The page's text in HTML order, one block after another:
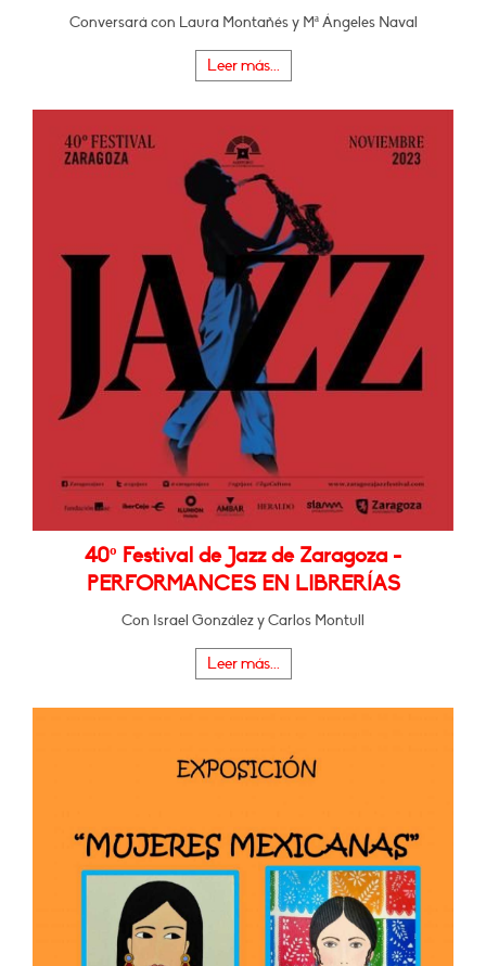
Conversará con Laura Montañés y Mª Ángeles Naval
Leer más...
40º Festival de Jazz de Zaragoza -
PERFORMANCES EN LIBRERÍAS
Con Israel González y Carlos Montull
Leer más...